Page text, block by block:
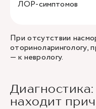
ЛОР-симптомов
При отсутствии
оториноларингологу,
— кневрологу.
находит